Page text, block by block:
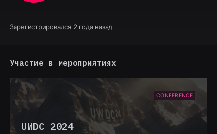
6
Зарегистрировался 2 года назад
Участие в мероприятиях
CONFERENCE
UWDC 2024